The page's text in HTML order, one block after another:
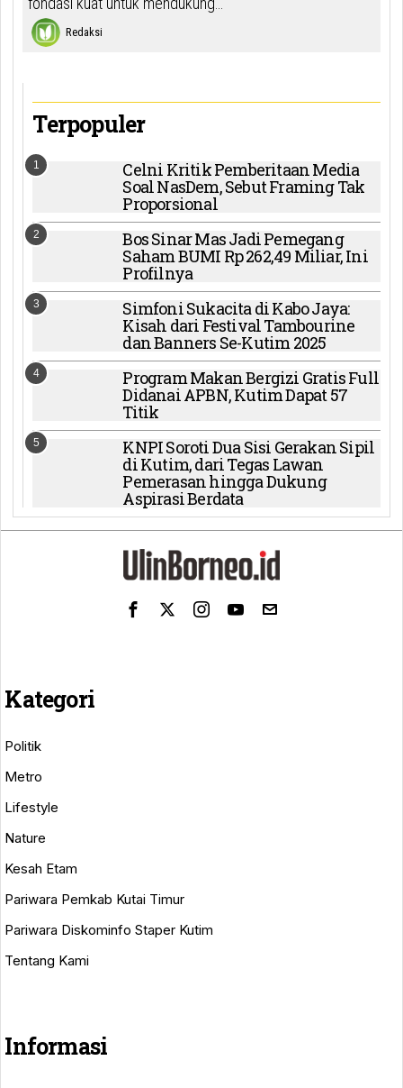
Redaksi
Terpopuler
1 Celni Kritik Pemberitaan Media
Soal NasDem, Sebut Framing Tak
Proporsional
2 Bos Sinar Mas Jadi Pemegang
Saham BUMI Rp 262,49 Miliar, Ini
Profilnya
3 Simfoni Sukacita di Kabo Jaya:
Kisah dari Festival Tambourine
dan Banners Se-Kutim 2025
4 Program Makan Bergizi Gratis Full
Didanai APBN, Kutim Dapat 57
Titik
5 KNPI Soroti Dua Sisi Gerakan Sipil
di Kutim, dari Tegas Lawan
Pemerasan hingga Dukung
Aspirasi Berdata
Kategori
Politik
Metro
Lifestyle
Nature
Kesah Etam
Pariwara Pemkab Kutai Timur
Pariwara Diskominfo Staper Kutim
Tentang Kami
Informasi